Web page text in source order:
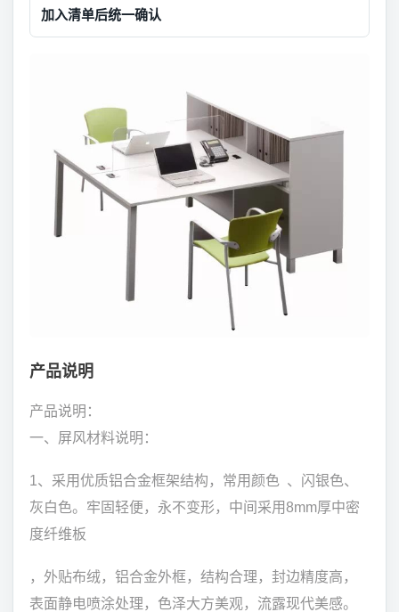
加入清单后统一确认
产品说明
产品说明：
一、屏风材料说明：
1、采用优质铝合金框架结构，常用颜色 、闪银色、
灰白色。牢固轻便，永不变形，中间采用8mm厚中密
度纤维板
，外贴布绒，铝合金外框，结构合理，封边精度高，
表面静电喷涂处理，色泽大方美观，流露现代美感。